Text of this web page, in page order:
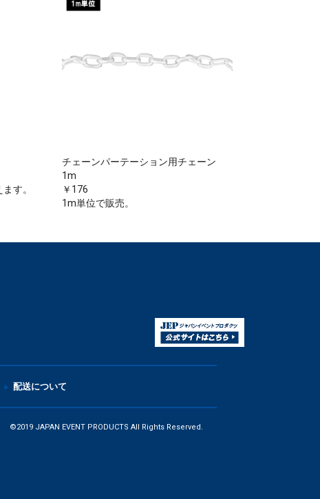
す。
チェーンパーテーション用チェーン
1m
￥176
1m単位で販売。
配送について
©2019 JAPAN EVENT PRODUCTS All Rights Reserved.